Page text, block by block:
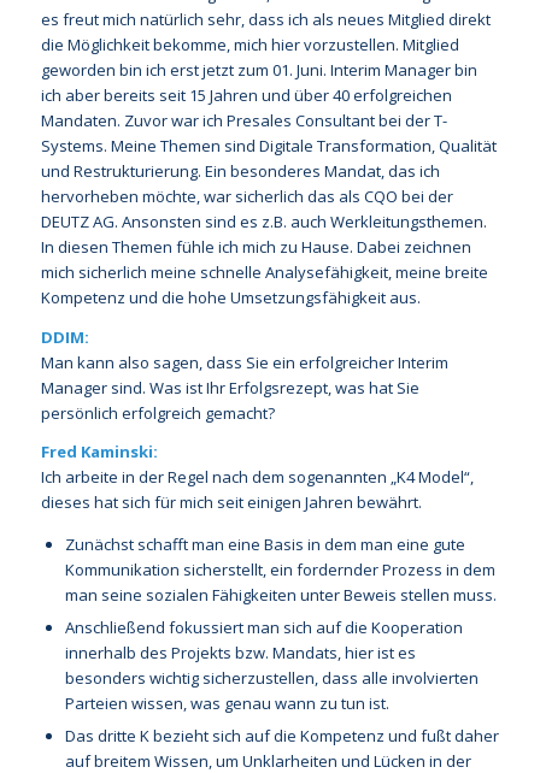
es freut mich natürlich sehr, dass ich als neues Mitglied direkt
die Möglichkeit bekomme, mich hier vorzustellen. Mitglied
geworden bin ich erst jetzt zum 01. Juni. Interim Manager bin
ich aber bereits seit 15 Jahren und über 40 erfolgreichen
Mandaten. Zuvor war ich Presales Consultant bei der T-
Systems. Meine Themen sind Digitale Transformation, Qualität
und Restrukturierung. Ein besonderes Mandat, das ich
hervorheben möchte, war sicherlich das als CQO bei der
DEUTZ AG. Ansonsten sind es z.B. auch Werkleitungsthemen.
In diesen Themen fühle ich mich zu Hause. Dabei zeichnen
mich sicherlich meine schnelle Analysefähigkeit, meine breite
Kompetenz und die hohe Umsetzungsfähigkeit aus.
DDIM:
Man kann also sagen, dass Sie ein erfolgreicher Interim
Manager sind. Was ist Ihr Erfolgsrezept, was hat Sie
persönlich erfolgreich gemacht?
Fred Kaminski:
Ich arbeite in der Regel nach dem sogenannten „K4 Model“,
dieses hat sich für mich seit einigen Jahren bewährt.
Zunächst schafft man eine Basis in dem man eine gute
Kommunikation sicherstellt, ein fordernder Prozess in dem
man seine sozialen Fähigkeiten unter Beweis stellen muss.
Anschließend fokussiert man sich auf die Kooperation
innerhalb des Projekts bzw. Mandats, hier ist es
besonders wichtig sicherzustellen, dass alle involvierten
Parteien wissen, was genau wann zu tun ist.
Das dritte K bezieht sich auf die Kompetenz und fußt daher
auf breitem Wissen, um Unklarheiten und Lücken in der